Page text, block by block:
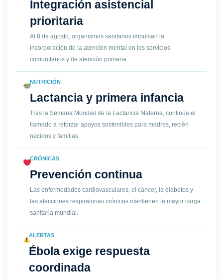
Integración asistencial
prioritaria
Al 8 de agosto, organismos sanitarios impulsan la
incorporación de la atención mental en los servicios
comunitarios y de atención primaria.
NUTRICIÓN
Lactancia y primera infancia
Tras la Semana Mundial de la Lactancia Materna, continúa el
llamado a reforzar apoyos sostenibles para madres, recién
nacidos y familias.
CRÓNICAS
Prevención continua
Las enfermedades cardiovasculares, el cáncer, la diabetes y
las afecciones respiratorias crónicas mantienen la mayor carga
sanitaria mundial.
ALERTAS
Ébola exige respuesta
coordinada